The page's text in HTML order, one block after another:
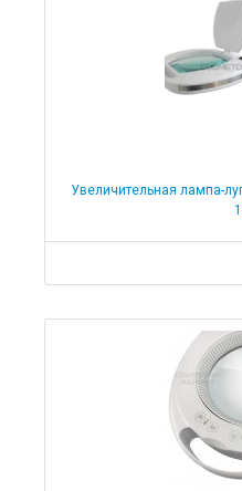
Увеличительная лампа-